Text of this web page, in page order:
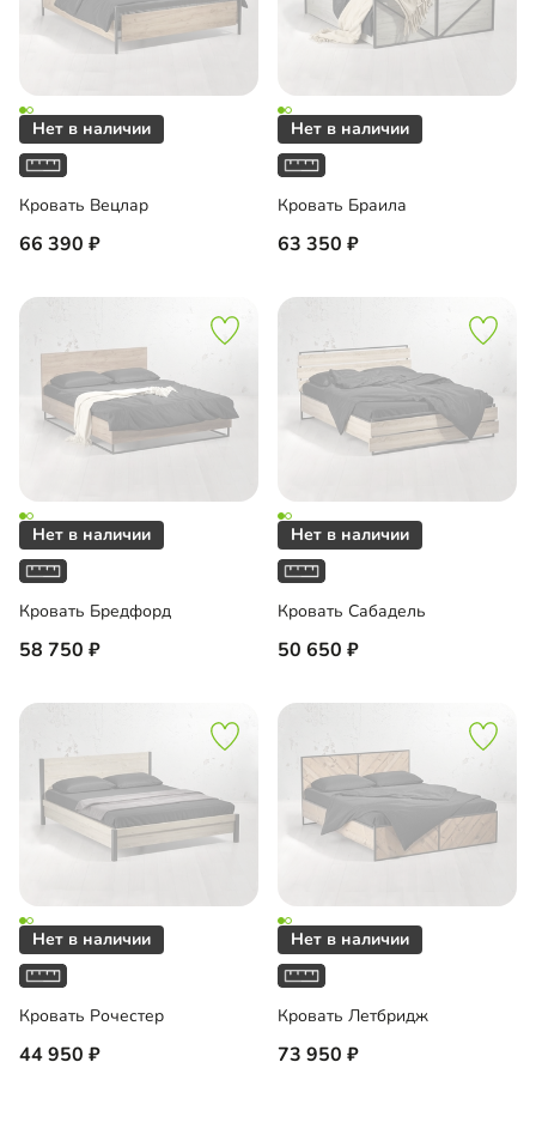
Кровать Вецлар
66 390
Кровать Браила
63 350
Кровать Бредфорд
58 750
Кровать Сабадель
50 650
Кровать Рочестер
44 950
Кровать Летбридж
73 950